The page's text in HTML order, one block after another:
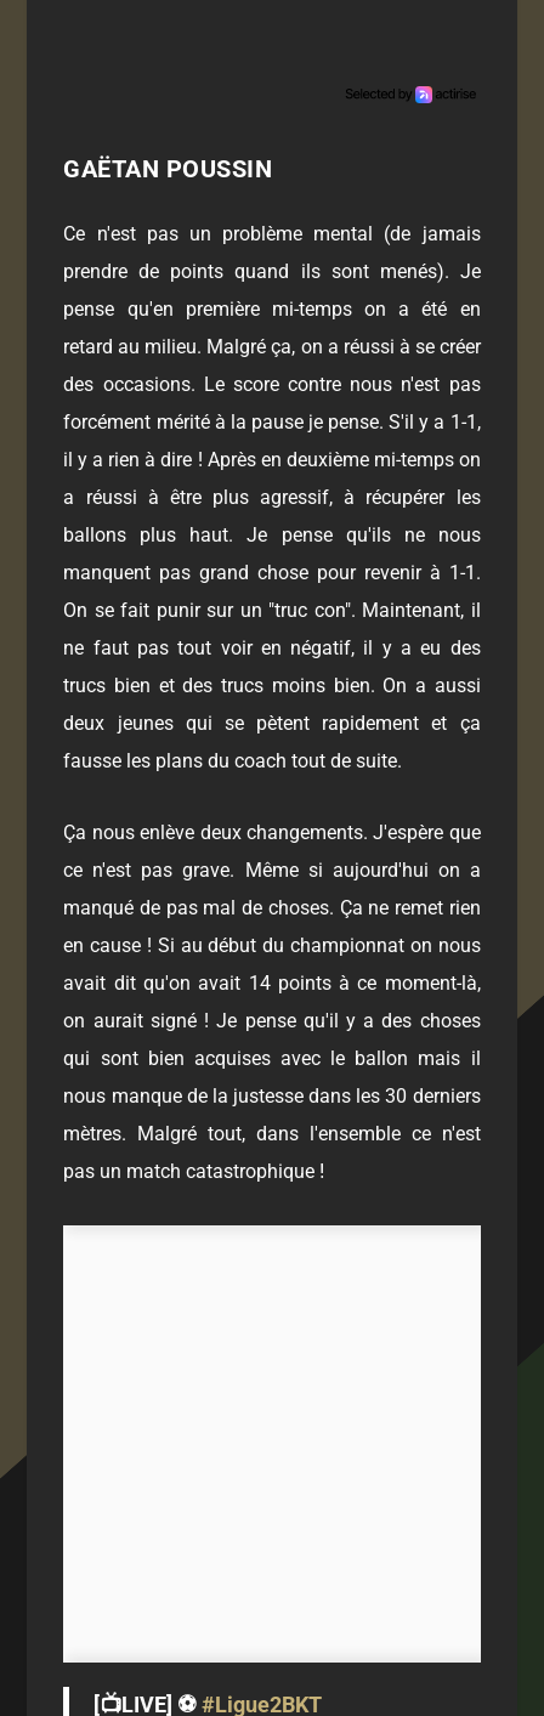
GAËTAN POUSSIN
Ce n'est pas un problème mental (de jamais
prendre de points quand ils sont menés). Je
pense qu'en première mi-temps on a été en
retard au milieu. Malgré ça, on a réussi à se créer
des occasions. Le score contre nous n'est pas
forcément mérité à la pause je pense. S'il y a 1-1,
il y a rien à dire ! Après en deuxième mi-temps on
a réussi à être plus agressif, à récupérer les
ballons plus haut. Je pense qu'ils ne nous
manquent pas grand chose pour revenir à 1-1.
On se fait punir sur un "truc con". Maintenant, il
ne faut pas tout voir en négatif, il y a eu des
trucs bien et des trucs moins bien. On a aussi
deux jeunes qui se pètent rapidement et ça
fausse les plans du coach tout de suite.
Ça nous enlève deux changements. J'espère que
ce n'est pas grave. Même si aujourd'hui on a
manqué de pas mal de choses. Ça ne remet rien
en cause ! Si au début du championnat on nous
avait dit qu'on avait 14 points à ce moment-là,
on aurait signé ! Je pense qu'il y a des choses
qui sont bien acquises avec le ballon mais il
nous manque de la justesse dans les 30 derniers
mètres. Malgré tout, dans l'ensemble ce n'est
pas un match catastrophique !
[📺LIVE] ⚽️#Ligue2BKT